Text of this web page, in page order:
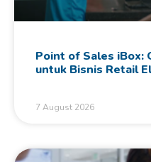
Point of Sales iBox:
untuk Bisnis Retail
7 August 2026